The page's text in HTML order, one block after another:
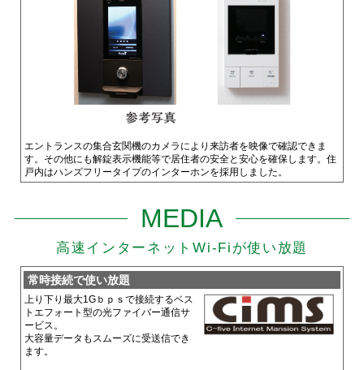
エントランスの集合玄関機のカメラにより来訪者を映像で確認できま
す。その他にも解錠表示機能等で居住者の安全と安心を確保します。住
戸内はハンズフリータイプのインターホンを採用しました。
MEDIA
高速インターネットWi-Fiが使い放題
常時接続で使い放題
上り下り最大1Gｂｐｓで接続するベス
トエフォート型の光ファイバー通信サ
ービス。
大容量データもスムーズに受送信でき
ます。